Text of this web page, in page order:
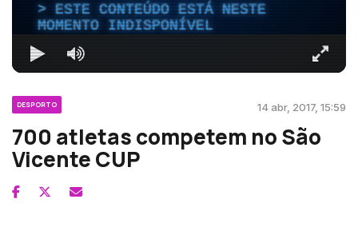
ESTE CONTEÚDO ESTÁ NESTE
MOMENTO INDISPONÍVEL
DESPORTO 14 abr, 2017, 15:59
700 atletas competem no São
Vicente CUP